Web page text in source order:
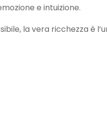
e intuizione.
la vera ricchezza è